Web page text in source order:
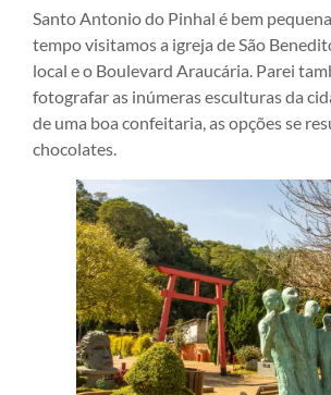
Santo Antonio do Pinhal é bem
tempo visitamos a igreja de São
local e o Boulevard Araucária. Parei
fotografar as inúmeras esculturas da
de uma boa confeitaria, as opções se
chocolates.